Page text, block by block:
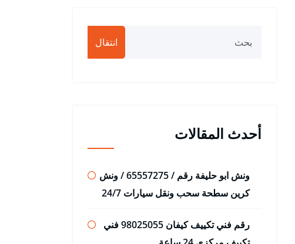
انتقال
أحدث المقالات
ونش ابو حليفة رقم / 65557275 / ونش
كرين سطحة سحب ونقل سيارات 24/7
رقم فني تكييف كيفان 98025055 فني